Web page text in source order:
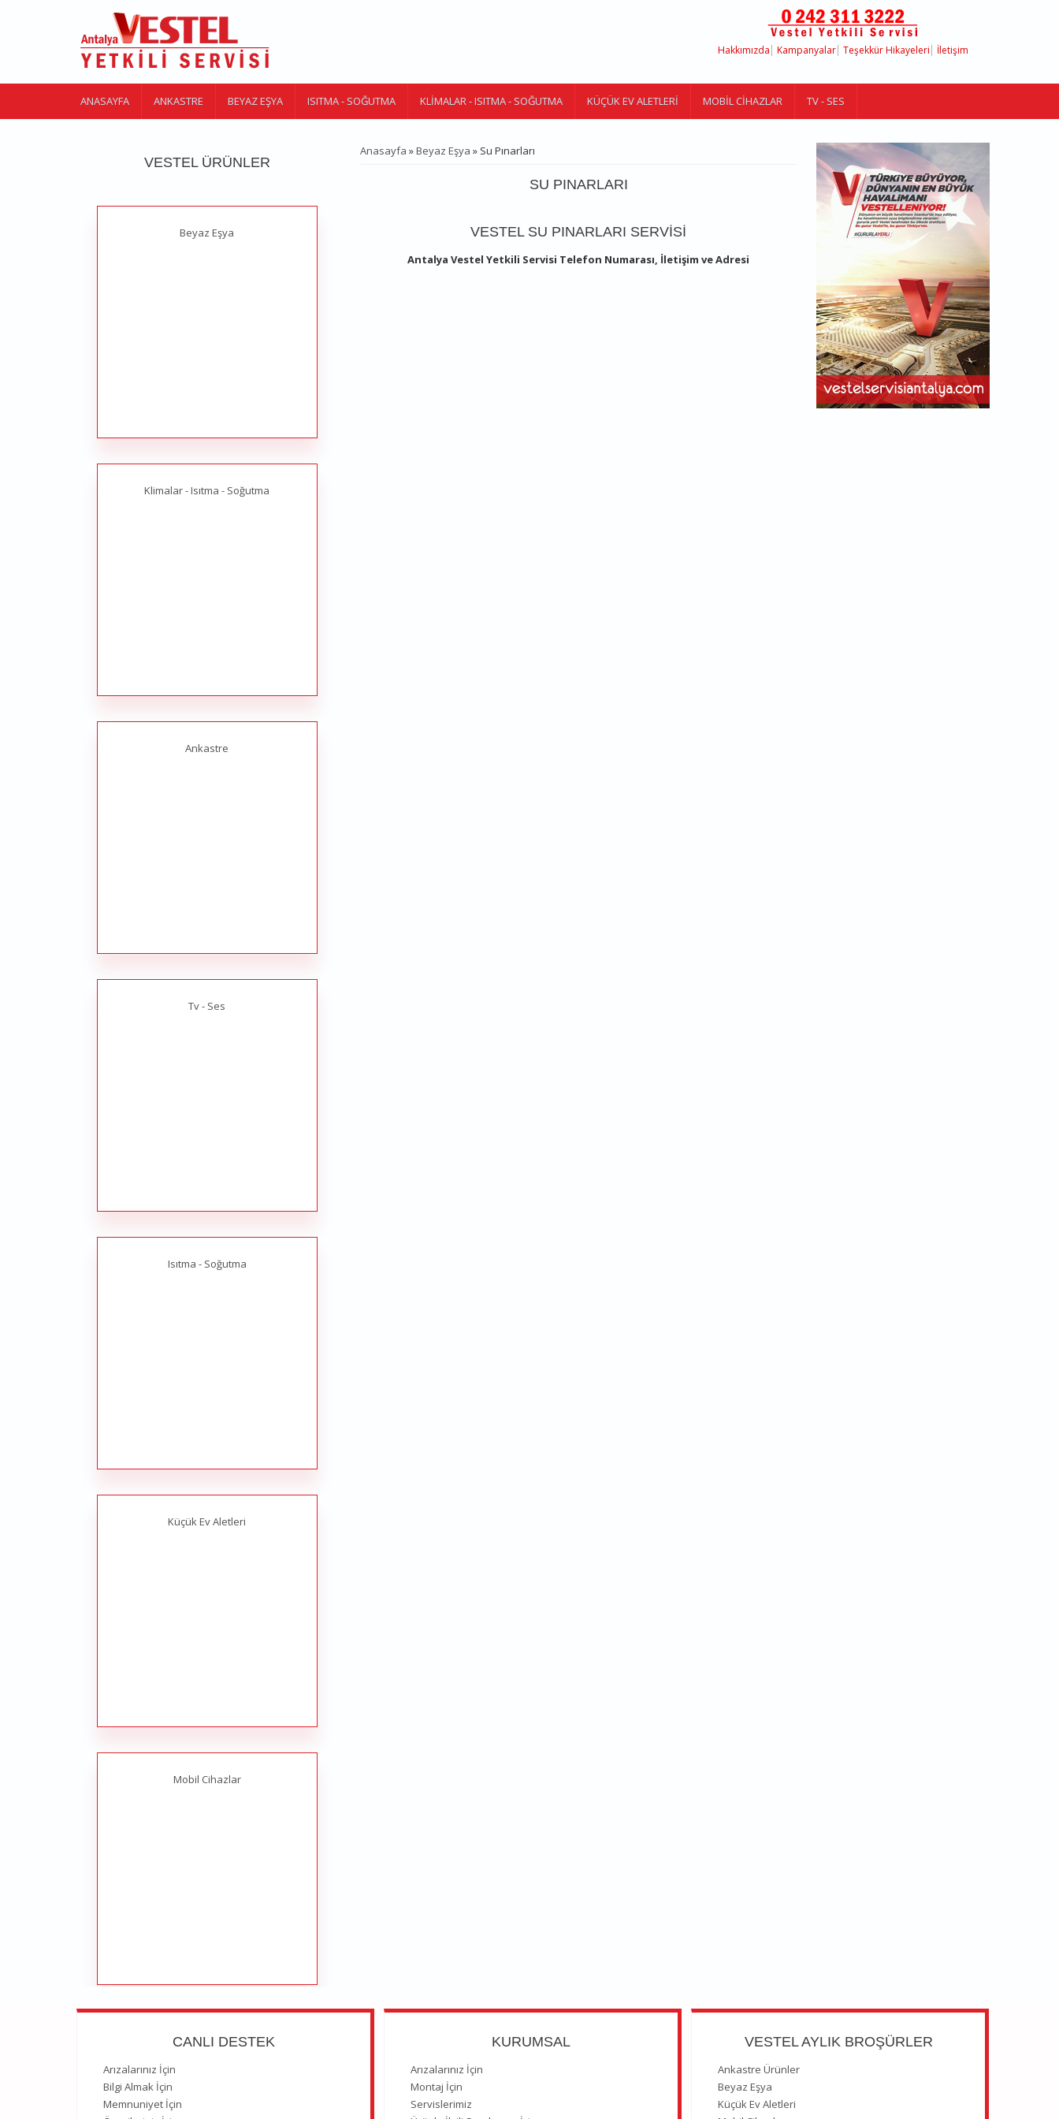
Hakkımızda Kampanyalar Teşekkür Hikayeleri İletişim
ANASAYFA ANKASTRE BEYAZ EŞYA ISITMA - SOĞUTMA KLIMALAR - ISITMA - SOĞUTMA KÜÇÜK EV ALETLERI MOBIL CIHAZLAR TV - SES
BURADASINIZ
Anasayfa »Beyaz Eşya » Su Pınarları
SU PINARLARI
VESTEL SU PINARLARI SERVISI
Antalya Vestel Yetkili Servisi Telefon Numarası, İletişim ve Adresi
VESTEL ÜRÜNLER
Beyaz Eşya
Klimalar - Isıtma - Soğutma
Ankastre
Tv - Ses
Isıtma - Soğutma
Küçük Ev Aletleri
Mobil Cihazlar
CANLI DESTEK
Arızalarınız İçin
Bilgi Almak İçin
Memnuniyet İçin
KURUMSAL
Arızalarınız İçin
Montaj İçin
Servislerimiz
VESTEL AYLIK BROŞÜRLER
Ankastre Ürünler
Beyaz Eşya
Küçük Ev Aletleri